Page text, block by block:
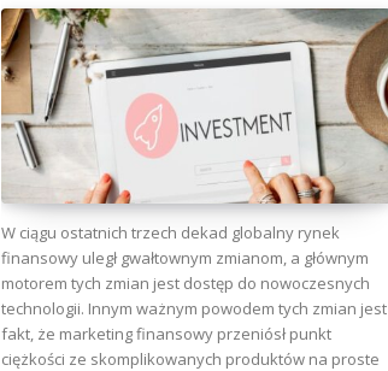
W ciągu ostatnich trzech dekad globalny rynek
finansowy uległ gwałtownym zmianom, a głównym
motorem tych zmian jest dostęp do nowoczesnych
technologii. Innym ważnym powodem tych zmian jest
fakt, że marketing finansowy przeniósł punkt
ciężkości ze skomplikowanych produktów na proste